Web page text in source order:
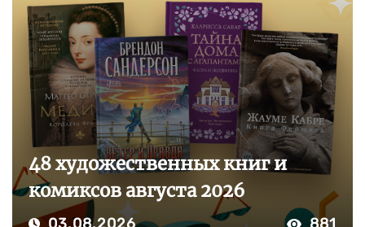
48 художественных книг и
комиксов августа 2026